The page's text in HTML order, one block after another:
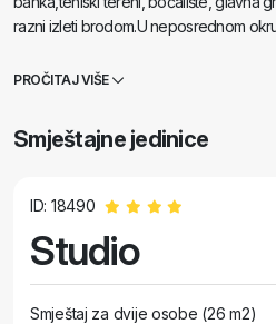
razni izleti brodom.U neposrednom
i bogatim zabavnim sadržajima do kojih
grilom i pogledom na zalazak sunca.
apartman. Blizina svih važnih sadržaja,
obiteljski ili romantični odmor. Dobrodošli !
PROČITAJ VIŠE
Smještajne jedinice
ID: 18490
Studio
Smještaj za dvije osobe (26 m2)